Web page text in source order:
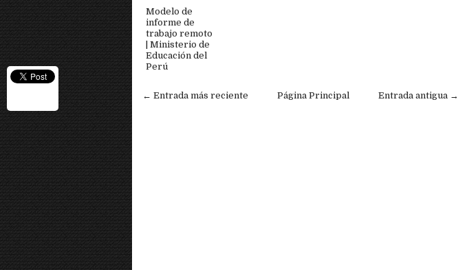
Modelo de
informe de
trabajo remoto
| Ministerio de
Educación del
Perú
← Entrada más reciente Entrada antigua →
Página Principal